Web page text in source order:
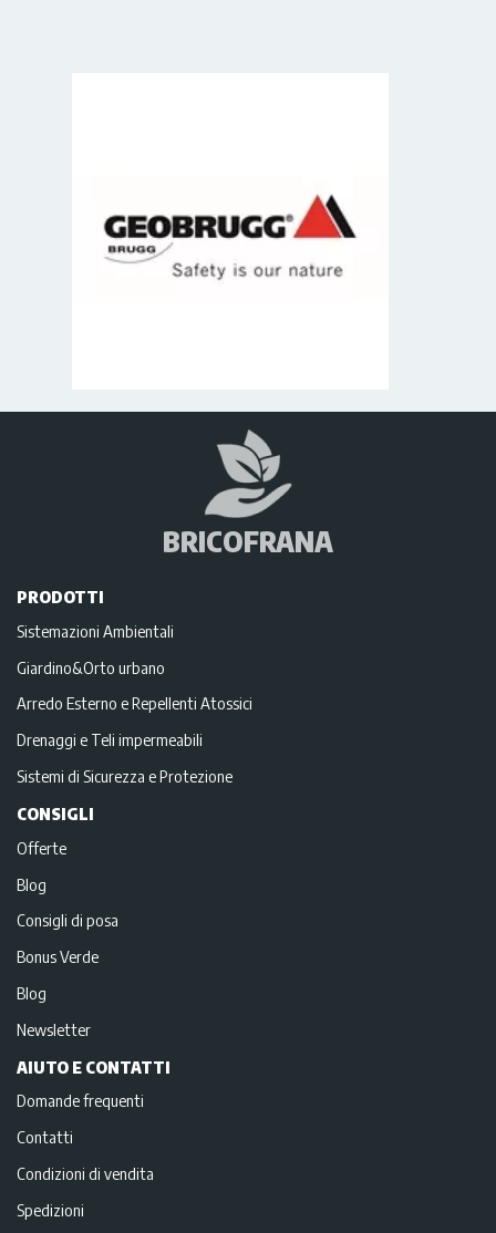
BRICOFRANA
PRODOTTI
Sistemazioni Ambientali
Giardino&Orto urbano
Arredo Esterno e Repellenti Atossici
Drenaggi e Teli impermeabili
Sistemi di Sicurezza e Protezione
CONSIGLI
Offerte
Blog
Consigli di posa
Bonus Verde
Blog
Newsletter
AIUTO E CONTATTI
Domande frequenti
Contatti
Condizioni di vendita
Spedizioni